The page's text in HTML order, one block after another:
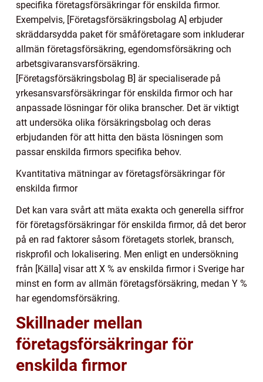
specifika företagsförsäkringar för enskilda firmor.
Exempelvis, [Företagsförsäkringsbolag A] erbjuder
skräddarsydda paket för småföretagare som inkluderar
allmän företagsförsäkring, egendomsförsäkring och
arbetsgivaransvarsförsäkring.
[Företagsförsäkringsbolag B] är specialiserade på
yrkesansvarsförsäkringar för enskilda firmor och har
anpassade lösningar för olika branscher. Det är viktigt
att undersöka olika försäkringsbolag och deras
erbjudanden för att hitta den bästa lösningen som
passar enskilda firmors specifika behov.
Kvantitativa mätningar av företagsförsäkringar för
enskilda firmor
Det kan vara svårt att mäta exakta och generella siffror
för företagsförsäkringar för enskilda firmor, då det beror
på en rad faktorer såsom företagets storlek, bransch,
riskprofil och lokalisering. Men enligt en undersökning
från [Källa] visar att X % av enskilda firmor i Sverige har
minst en form av allmän företagsförsäkring, medan Y %
har egendomsförsäkring.
Skillnader mellan
företagsförsäkringar för
enskilda firmor